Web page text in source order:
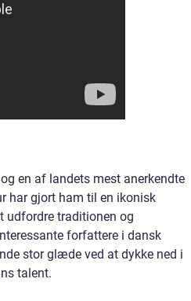
en af landets mest anerkendte
har gjort ham til en ikonisk
udfordre traditionen og
forfattere i dansk
stor glæde ved at dykke ned i
talent.